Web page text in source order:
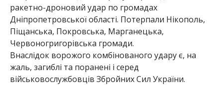
ракетно-дроновий удар по громадах
Дніпропетровської області. Потерпали Нікополь,
Піщанська, Покровська, Марганецька,
Червоногригорівська громади.
Внаслідок ворожого комбінованого удару є, на
жаль, загиблі та поранені і серед
військовослужбовців Збройних Сил України.